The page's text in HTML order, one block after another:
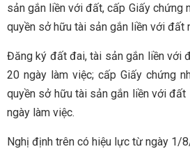
sản gắn liền với đất, cấp Giấy chứng
quyền sở hữu tài sản gắn liền với đất
Đăng ký đất đai, tài sản gắn liền với
20 ngày làm việc; cấp Giấy chứng
quyền sở hữu tài sản gắn liền với đất
ngày làm việc.
Nghị định trên có hiệu lực từ ngày 1/